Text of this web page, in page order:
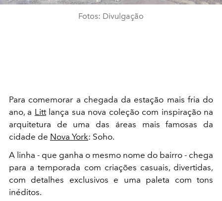
Fotos: Divulgação
Para comemorar a chegada da estação mais fria do
ano, a Littlança sua nova coleção com inspiração na
arquitetura de uma das áreas mais famosas da
cidade de Nova York: Soho.
A linha - que ganha o mesmo nome do bairro - chega
para a temporada com criações casuais, divertidas,
com detalhes exclusivos e uma paleta com tons
inéditos.